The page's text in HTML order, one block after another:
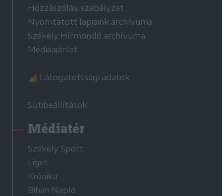
Hozzászólási szabályzat
Nyomtatott lapjaink archívuma
Székely Hírmondó archívuma
Médiaajánlat
Látogatottsági adatok
Sütibeállítások
Médiatér
Székely Sport
Liget
Krónika
Bihari Napló